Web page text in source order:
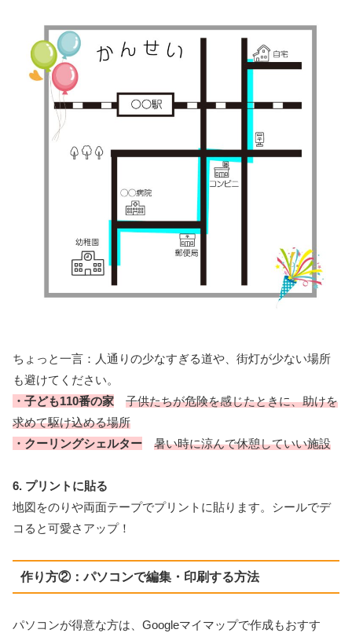
ちょっと一言：人通りの少なすぎる道や、街灯が少ない場所
も避けてください。
・子ども110番の家
子供たちが危険を感じたときに、助けを
求めて駆け込める場所
・クーリングシェルター
暑い時に涼んで休憩していい施設
6. プリントに貼る
地図をのりや両面テープでプリントに貼ります。シールでデ
コると可愛さアップ！
作り方②：パソコンで編集・印刷する方法
パソコンが得意な方は、Googleマイマップで作成もおすす